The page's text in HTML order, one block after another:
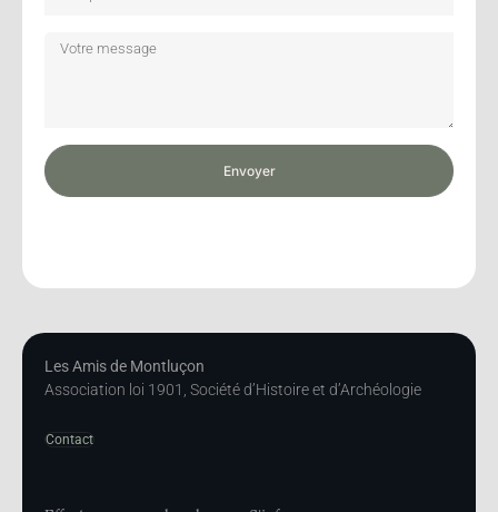
Envoyer
Les Amis de Montluçon
Association loi 1901, Société d’Histoire et d’Archéologie
Contact